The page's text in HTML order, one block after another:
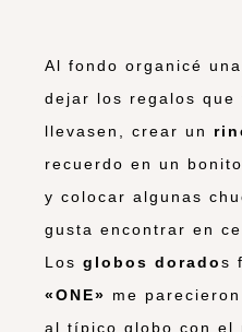
Al fondo organicé
dejar los regalos que
llevasen, crear un
recuerdo en un
y colocar algunas
gusta encontrar en
Los globos dorados
«ONE» me
al típico globo con el